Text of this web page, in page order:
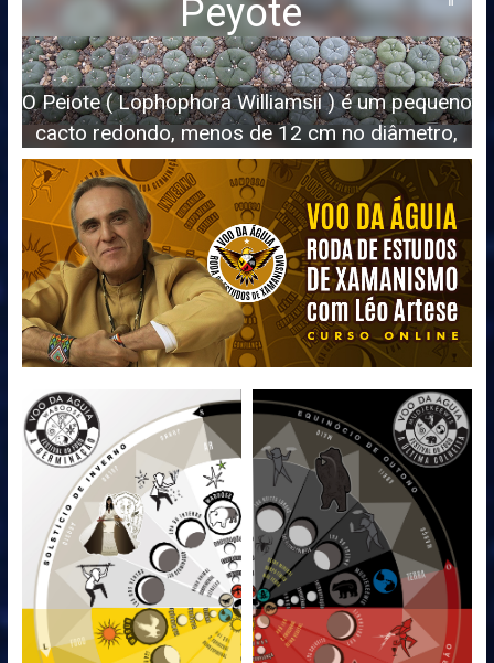
Peyote
O Peiote ( Lophophora Williamsii ) é um pequeno
cacto redondo, menos de 12 cm no diâmetro,
uma planta de poder utilizada pelos nativos do
México e EUA.